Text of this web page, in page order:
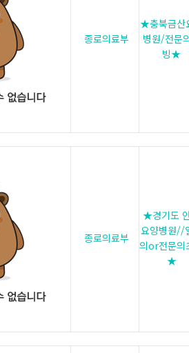
종로의료부
★충북금산
병원/전문
빙★
종로의료부
★경기도
요양병원//
의or전문의
★